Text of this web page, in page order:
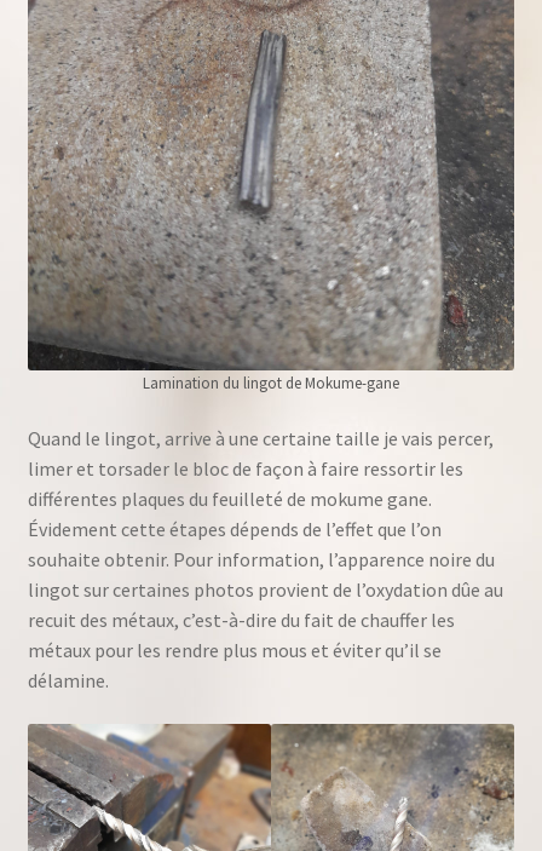
Lamination du lingot de Mokume-gane
Quand le lingot, arrive à une certaine taille je vais percer,
limer et torsader le bloc de façon à faire ressortir les
différentes plaques du feuilleté de mokume gane.
Évidement cette étapes dépends de l’effet que l’on
souhaite obtenir. Pour information, l’apparence noire du
lingot sur certaines photos provient de l’oxydation dûe au
recuit des métaux, c’est-à-dire du fait de chauffer les
métaux pour les rendre plus mous et éviter qu’il se
délamine.